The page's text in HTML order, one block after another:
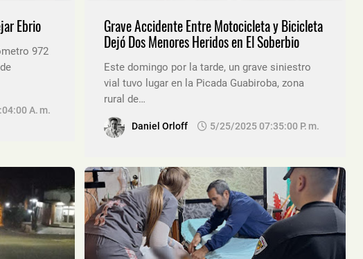
Ebrio
972
A. M.
Grave Accidente Entre Motocicleta y Bicicleta
Dejó Dos Menores Heridos en El Soberbio
Este domingo por la tarde, un grave siniestro
vial tuvo lugar en la Picada Guabiroba, zona
rural de…
Daniel Orloff 5/25/2025 07:35:00 P. M.